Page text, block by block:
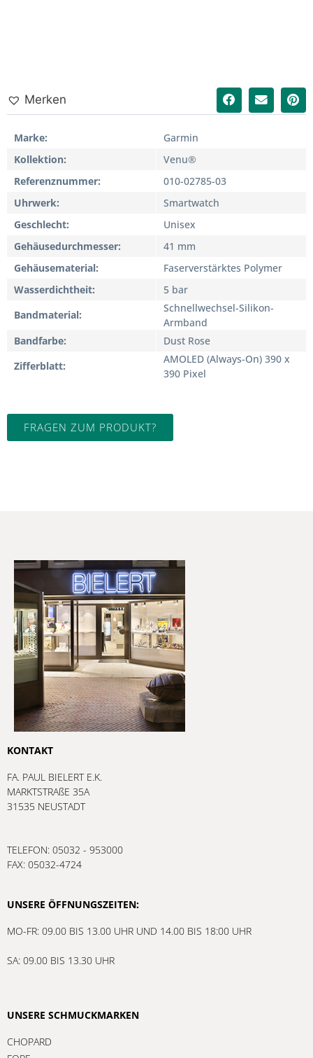
Merken
Marke
Garmin
Kollektion
Venu®
Referenznummer
010-02785-03
Uhrwerk
Smartwatch
Geschlecht
Unisex
Gehäusedurchmesser
41 mm
Gehäusematerial
Faserverstärktes Polymer
Wasserdichtheit
5 bar
Bandmaterial
Schnellwechsel-Silikon-
Armband
Bandfarbe
Dust Rose
Zifferblatt
AMOLED (Always-On) 390 x
390 Pixel
FRAGEN ZUM PRODUKT?
KONTAKT
FA. PAUL BIELERT E.K.
MARKTSTRAßE 35A
31535 NEUSTADT
TELEFON: 05032 - 953000
FAX: 05032-4724
UNSERE ÖFFNUNGSZEITEN:
MO-FR: 09.00 BIS 13.00 UHR UND 14.00 BIS 18:00 UHR
SA: 09.00 BIS 13.30 UHR
UNSERE SCHMUCKMARKEN
CHOPARD